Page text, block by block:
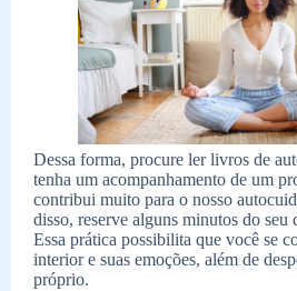
Dessa forma, procure ler livros de
tenha um acompanhamento de um
contribui muito para o nosso
disso, reserve alguns minutos do seu
Essa prática possibilita que você se
interior e suas emoções, além de
próprio.